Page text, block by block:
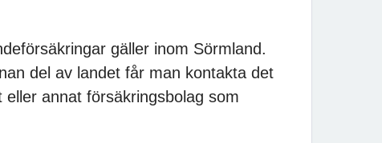
gäller inom Sörmland.
del av landet får man kontakta det
eller annat försäkringsbolag som